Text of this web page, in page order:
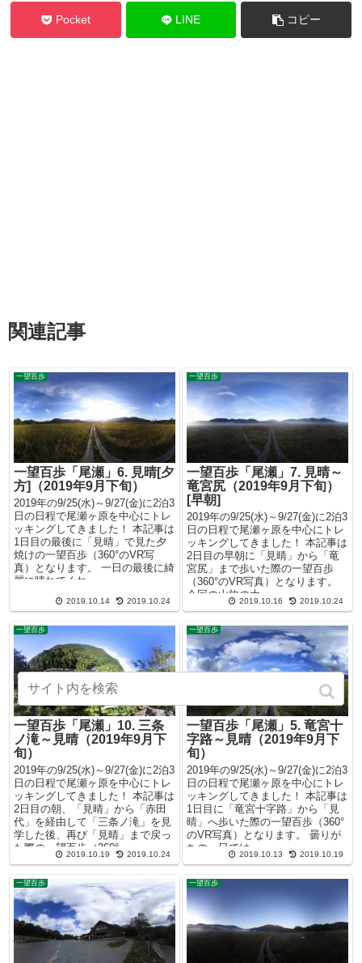
Pocket LINE コピー
関連記事
一望百歩
一望百歩「尾瀬」6. 見晴[夕
方]（2019年9月下旬）
2019年の9/25(水)～9/27(金)に2泊3
日の日程で尾瀬ヶ原を中心にトレ
ッキングしてきました！ 本記事は
1日目の最後に「見晴」で見た夕
焼けの一望百歩（360°のVR写
真）となります。 一日の最後に綺
麗に晴れてくれ...
2019.10.14 2019.10.24
一望百歩
一望百歩「尾瀬」7. 見晴～
竜宮尻（2019年9月下旬）
[早朝]
2019年の9/25(水)～9/27(金)に2泊3
日の日程で尾瀬ヶ原を中心にトレ
ッキングしてきました！ 本記事は
2日目の早朝に「見晴」から「竜
宮尻」まで歩いた際の一望百歩
（360°のVR写真）となります。
今回の山旅の大...
2019.10.16 2019.10.24
一望百歩
一望百歩「尾瀬」10. 三条
ノ滝～見晴（2019年9月下
旬）
2019年の9/25(水)～9/27(金)に2泊3
日の日程で尾瀬ヶ原を中心にトレ
ッキングしてきました！ 本記事は
2日目の朝、「見晴」から「赤田
代」を経由して「三条ノ滝」を見
学した後、再び「見晴」まで戻っ
た際の一望百歩（360°...
2019.10.19 2019.10.24
一望百歩
一望百歩「尾瀬」5. 竜宮十
字路～見晴（2019年9月下
旬）
2019年の9/25(水)～9/27(金)に2泊3
日の日程で尾瀬ヶ原を中心にトレ
ッキングしてきました！ 本記事は
1日目に「竜宮十字路」から「見
晴」へ歩いた際の一望百歩（360°
のVR写真）となります。 曇りが
ちの一日では...
2019.10.13 2019.10.19
一望百歩 一望百歩